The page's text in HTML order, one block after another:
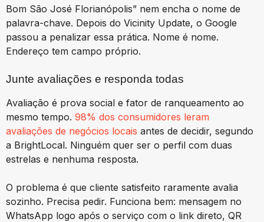
Bom São José Florianópolis” nem encha o nome de
palavra-chave. Depois do Vicinity Update, o Google
passou a penalizar essa prática. Nome é nome.
Endereço tem campo próprio.
Junte avaliações e responda todas
Avaliação é prova social e fator de ranqueamento ao
mesmo tempo. 98% dos consumidores leram
avaliações de negócios locais antes de decidir, segundo
a BrightLocal. Ninguém quer ser o perfil com duas
estrelas e nenhuma resposta.
O problema é que cliente satisfeito raramente avalia
sozinho. Precisa pedir. Funciona bem: mensagem no
WhatsApp logo após o serviço com o link direto, QR